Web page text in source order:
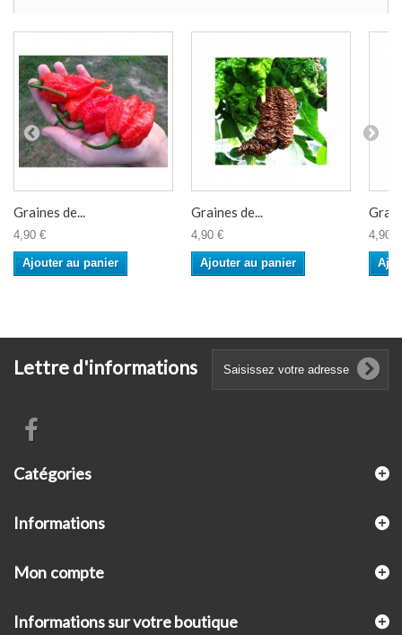
Graines de...
4,90 €
Ajouter au panier
Graines de...
4,90 €
Ajouter au panier
4,90 €
Lettre d'informations
Catégories
Informations
Mon compte
Informations sur votre boutique